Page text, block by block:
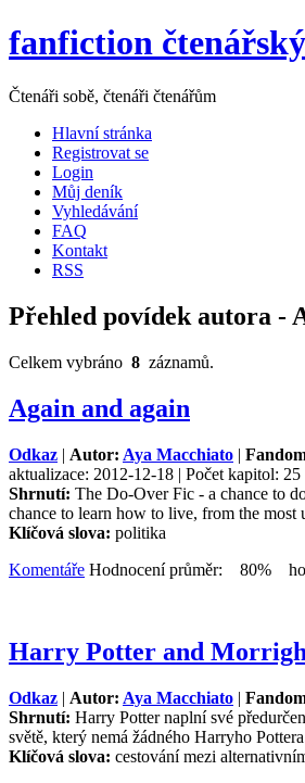
fanfiction
Čtenáři sobě, čtenáři čtenářům
Hlavní stránka
Registrovat se
Login
Můj deník
Vyhledávání
FAQ
Kontakt
RSS
Přehled povídek autora -
Celkem vybráno 8 záznamů.
Again and again
Odkaz | Autor: Aya Macchiato |
aktualizace: 2012-12-18 | Počet kapitol: 25
Shrnutí: The Do-Over Fic - a chance to
chance to learn how to live, from the most
Klíčová slova: politika
Komentáře Hodnocení průměr: 80%
Harry Potter and
Odkaz | Autor: Aya Macchiato |
Shrnutí: Harry Potter naplní své
světě, který nemá žádného Harryho
Klíčová slova: cestování mezi